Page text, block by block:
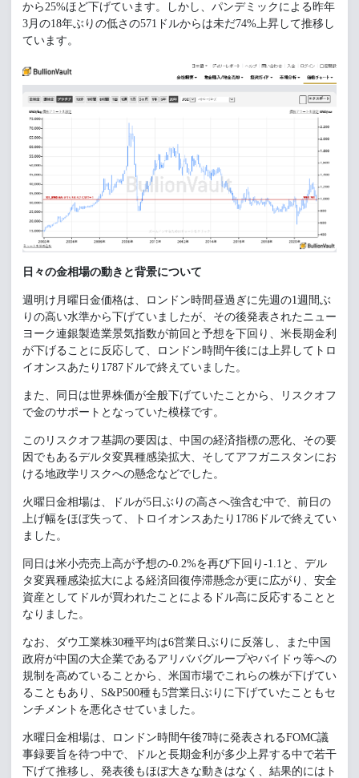
から25%ほど下げています。しかし、パンデミックによる昨年
3月の18年ぶりの低さの571ドルからは未だ74%上昇して推移し
ています。
日々の金相場の動きと背景について
週明け月曜日金価格は、ロンドン時間昼過ぎに先週の1週間ぶ
りの高い水準から下げていましたが、その後発表されたニュー
ヨーク連銀製造業景気指数が前回と予想を下回り、米長期金利
が下げることに反応して、ロンドン時間午後には上昇してトロ
イオンスあたり1787ドルで終えていました。
また、同日は世界株価が全般下げていたことから、リスクオフ
で金のサポートとなっていた模様です。
このリスクオフ基調の要因は、中国の経済指標の悪化、その要
因でもあるデルタ変異種感染拡大、そしてアフガニスタンにお
ける地政学リスクへの懸念などでした。
火曜日金相場は、ドルが5日ぶりの高さへ強含む中で、前日の
上げ幅をほぼ失って、トロイオンスあたり1786ドルで終えてい
ました。
同日は米小売売上高が予想の-0.2%を再び下回り-1.1と、デル
タ変異種感染拡大による経済回復停滞懸念が更に広がり、安全
資産としてドルが買われたことによるドル高に反応することと
なりました。
なお、ダウ工業株30種平均は6営業日ぶりに反落し、また中国
政府が中国の大企業であるアリババグループやバイドゥ等への
規制を高めていることから、米国市場でこれらの株が下げてい
ることもあり、S&P500種も5営業日ぶりに下げていたこともセ
ンチメントを悪化させていました。
水曜日金相場は、ロンドン時間午後7時に発表されるFOMC議
事録要旨を待つ中で、ドルと長期金利が多少上昇する中で若干
下げて推移し、発表後もほぼ大きな動きはなく、結果的にはト